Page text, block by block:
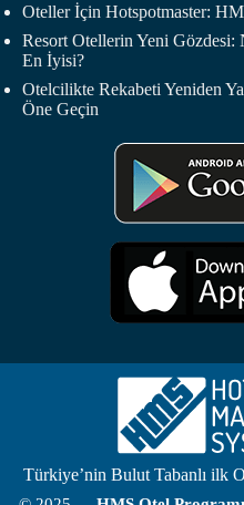
Oteller İçin Hotspotmaster:
Resort Otellerin Yeni Gözdesi:
En İyisi?
Otelcilikte Rekabeti Yeniden
Öne Geçin
Türkiye’nin Bulut Tabanlı ilk